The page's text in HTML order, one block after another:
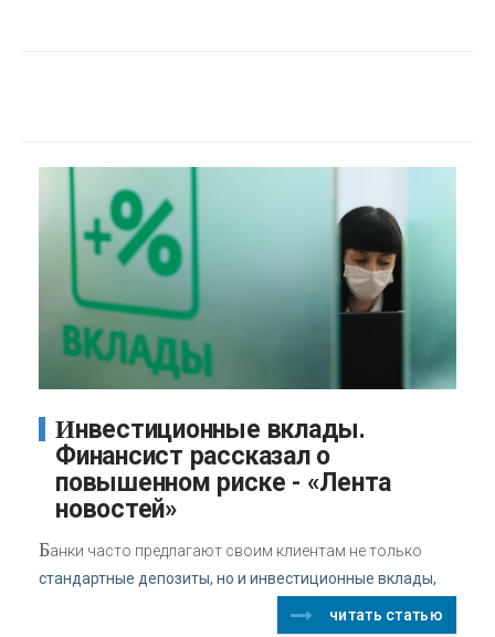
Инвестиционные вклады.
Финансист рассказал о
повышенном риске - «Лента
новостей»
Банки часто предлагают своим клиентам не только
стандартные депозиты, но и инвестиционные вклады,
читать статью